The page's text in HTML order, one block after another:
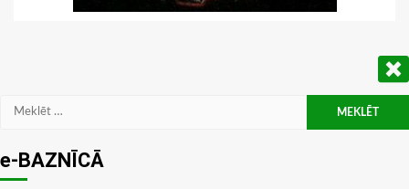
Meklēt:
e-BAZNĪCĀ